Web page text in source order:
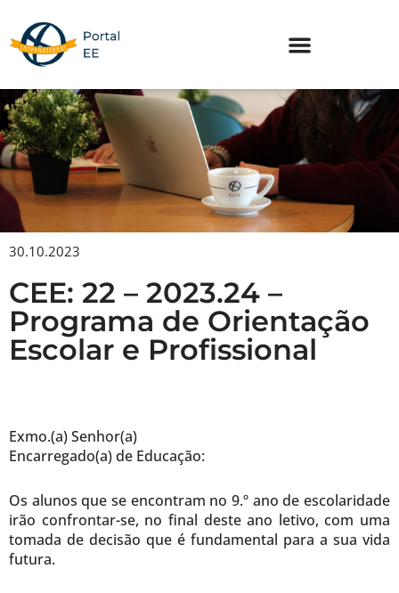
content
30.10.2023
CEE: 22 – 2023.24 –
Programa de Orientação
Escolar e Profissional
Exmo.(a) Senhor(a)
Encarregado(a) de Educação:
Os alunos que se encontram no 9.º ano de escolaridade
irão confrontar-se, no final deste ano letivo, com uma
tomada de decisão que é fundamental para a sua vida
futura.